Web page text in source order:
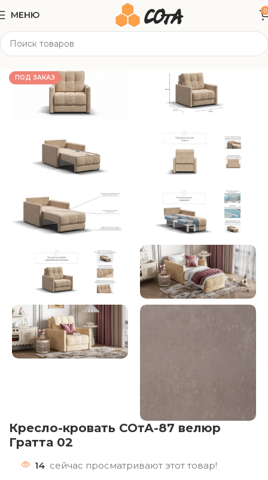
МЕНЮ 0
Мягкая мебель
ПОД ЗАКАЗ
Кресло-кровать СОтА-87 велюр
Гратта 02
14 сейчас просматривают этот товар!